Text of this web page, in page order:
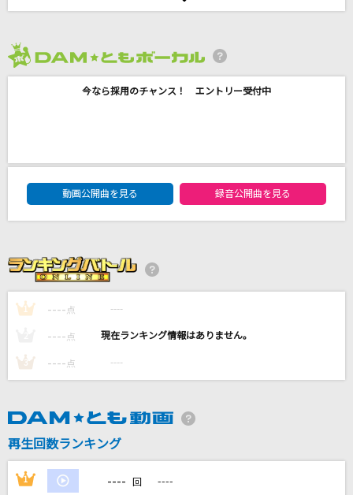
[生音]酒
泉こなた・柊かがみ・柊つかさ・高良みゆき(平野綾・加藤英美里・福原
ORANGE RANGE
抱きしめたい
Mr.Children
INVOKE-インヴォーク-(ビデオクリップバージョ
T.M.Revolution
私は、わたしの事が好き。
かぐや(cv.夏吉ゆうこ)
Orangestar
[生音]サマータイムシンデレラ
緑黄色社会
今なら採用のチャンス！ エントリー受付中
DAM★ともボーカルエントリーランキング
動画公開曲を見る
録音公開曲を見る
1 ---- 点 ----
---- 点 ----
3 ---- 点 ----
再生回数ランキング
1 ---- 回 ----